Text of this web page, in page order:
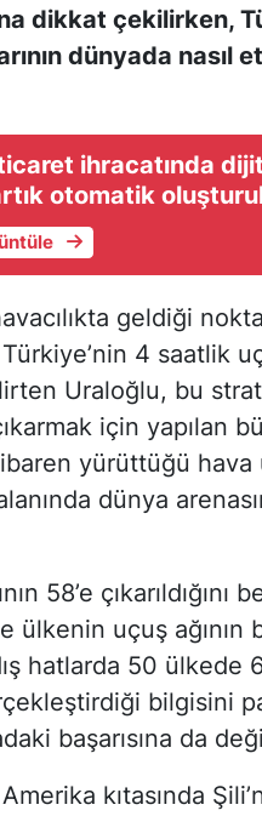
dikkat çekilirken,
dünyada nasıl
ihracatında
otomatik
geldiği
4 saatlik
Uraloğlu, bu
için yapılan
yürüttüğü hava
dünya
58’e
ülkenin uçuş
hatlarda 50 ülkede
bilgisini
başarısına da
kıtasında